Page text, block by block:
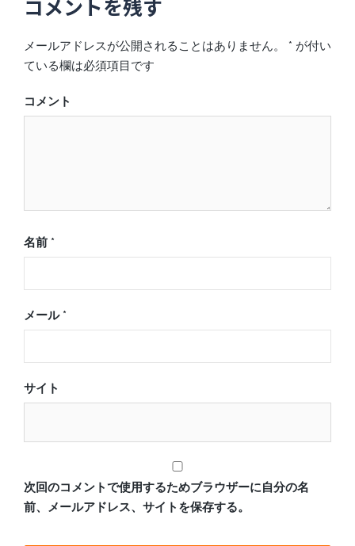
コメントを残す
メールアドレスが公開されることはありません。 * が付い
ている欄は必須項目です
コメント
名前 *
メール *
サイト
次回のコメントで使用するためブラウザーに自分の名
前、メールアドレス、サイトを保存する。